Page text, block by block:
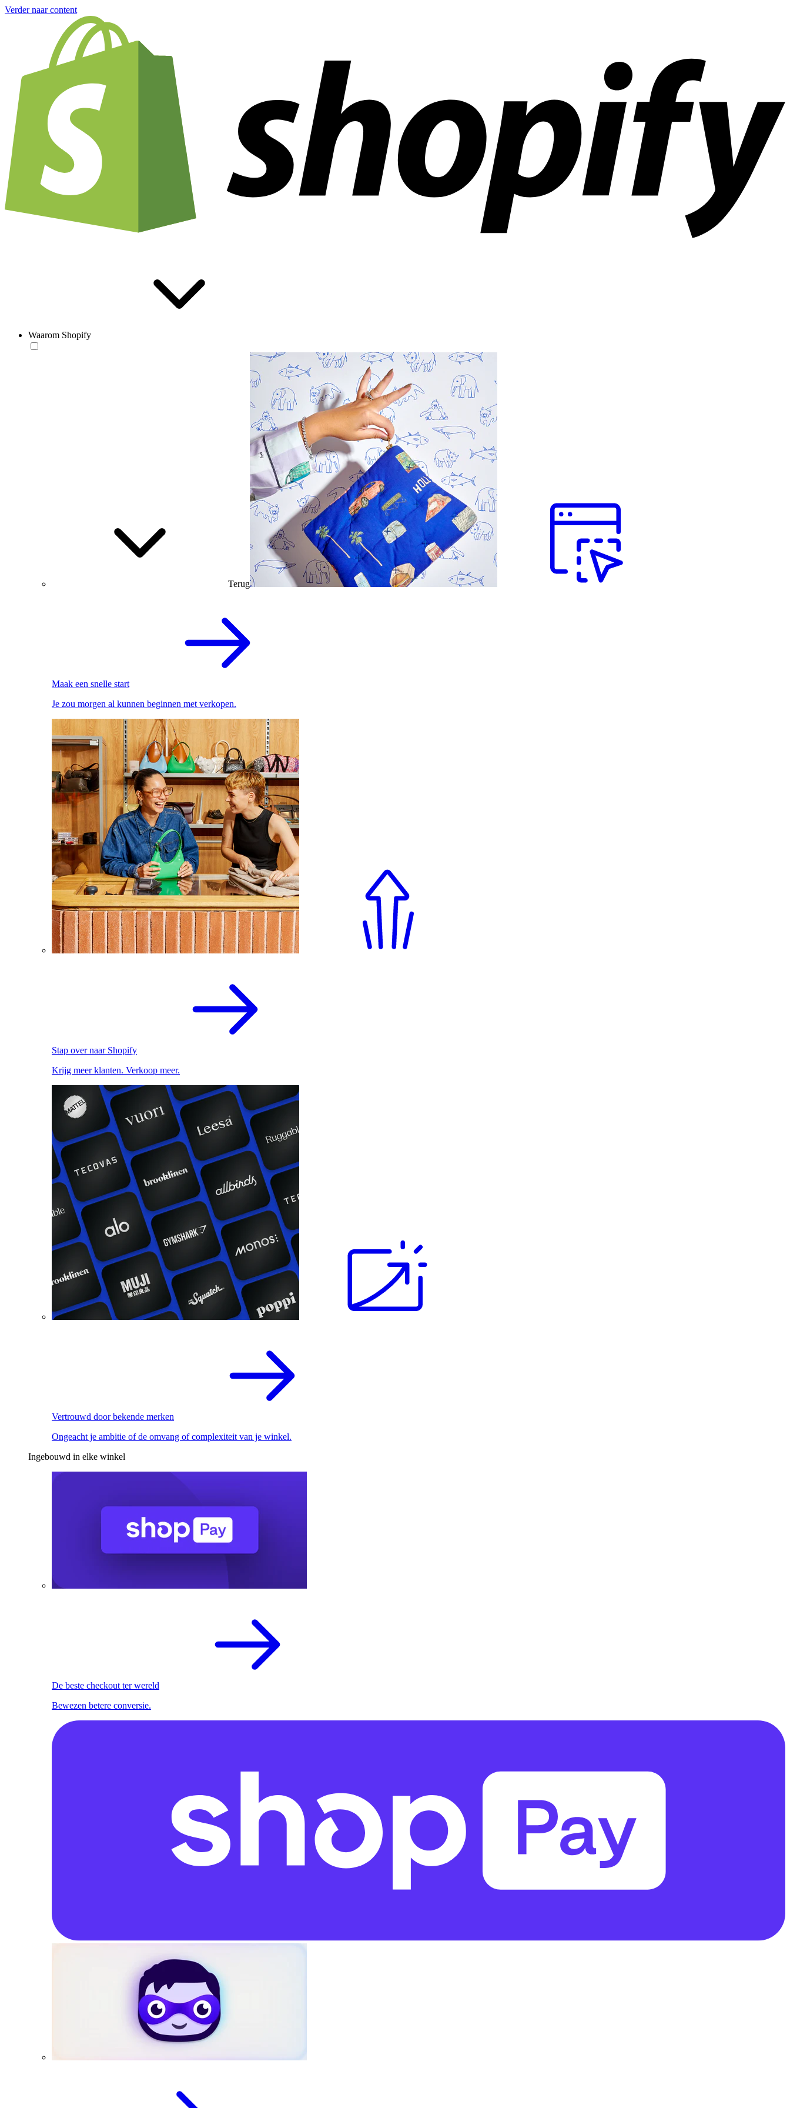
Verder naar content
Waarom Shopify
Terug
Maak een snelle start
Je zou morgen al kunnen beginnen met verkopen.
Stap over naar Shopify
Krijg meer klanten. Verkoop meer.
Vertrouwd door bekende merken
Ongeacht je ambitie of de omvang of complexiteit van je winkel.
Ingebouwd in elke winkel
De beste checkout ter wereld
Bewezen betere conversie.